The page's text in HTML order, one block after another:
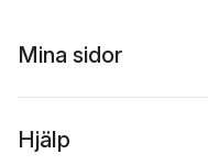
Mina sidor
Hjälp